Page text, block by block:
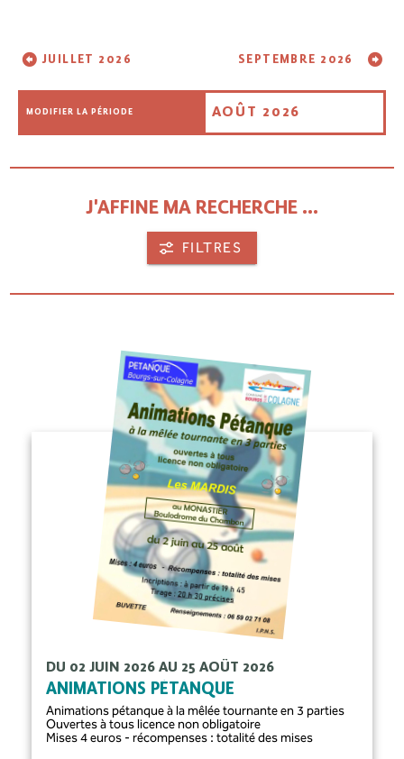
JUILLET 2026
MODIFIER LA PÉRIODE AOÛT 2026
SEPTEMBRE 2026
J'AFFINE MA RECHERCHE ...
FILTRES
DU 02 JUIN 2026 AU 25 AOÛT 2026
ANIMATIONS PÉTANQUE
Animations pétanque à la mêlée tournante en 3 parties
Ouvertes à tous licence non obligatoire
Mises 4 euros - récompenses : totalité des mises